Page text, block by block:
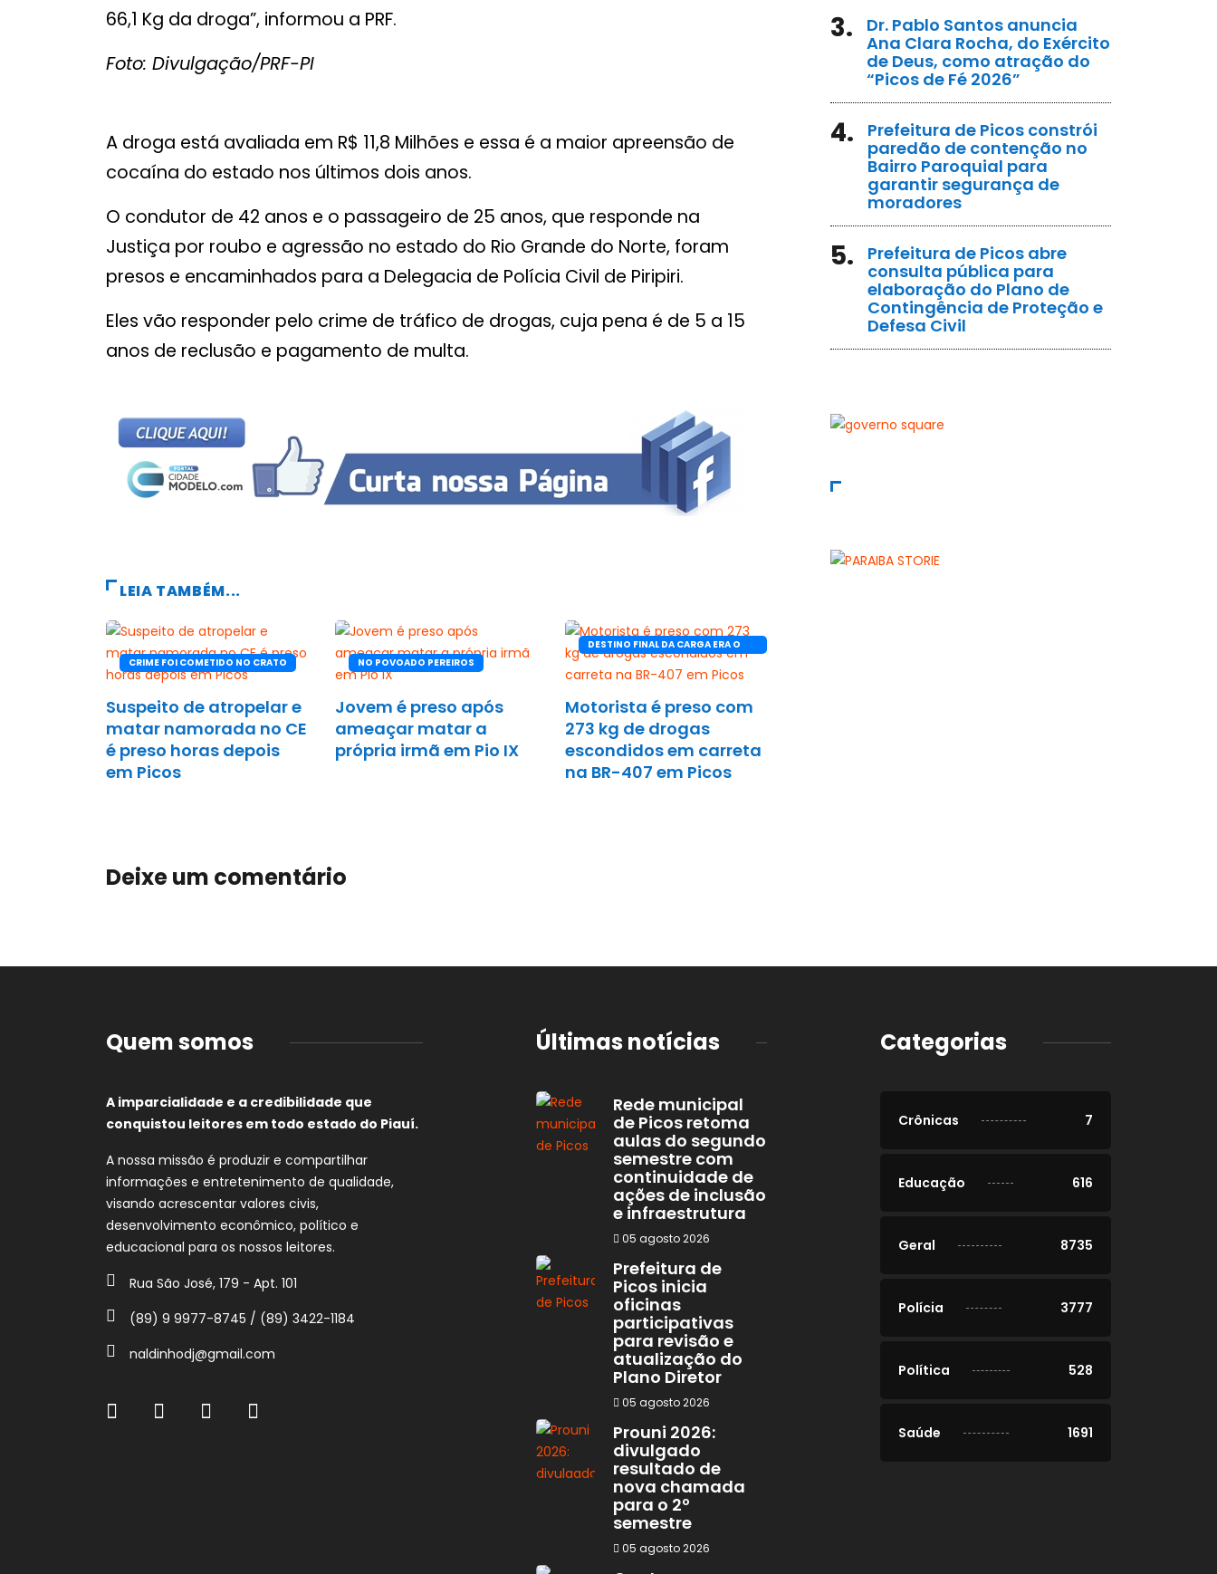
66,1 Kg da droga”, informou a PRF.
Foto: Divulgação/PRF-PI
A droga está avaliada em R$ 11,8 Milhões e essa é a maior apreensão de
cocaína do estado nos últimos dois anos.
O condutor de 42 anos e o passageiro de 25 anos, que responde na
Justiça por roubo e agressão no estado do Rio Grande do Norte, foram
presos e encaminhados para a Delegacia de Polícia Civil de Piripiri.
Eles vão responder pelo crime de tráfico de drogas, cuja pena é de 5 a 15
anos de reclusão e pagamento de multa.
LEIA TAMBÉM...
CRIME FOI COMETIDO NO CRATO
Suspeito de atropelar e
matar namorada no CE
é preso horas depois
em Picos
NO POVOADO PEREIROS
Jovem é preso após
ameaçar matar a
própria irmã em Pio IX
DESTINO FINAL DA CARGA ERA O
Motorista é preso com
273 kg de drogas
escondidos em carreta
na BR-407 em Picos
Deixe um comentário
3.
Dr. Pablo Santos anuncia
Ana Clara Rocha, do Exército
de Deus, como atração do
“Picos de Fé 2026”
4.
Prefeitura de Picos constrói
paredão de contenção no
Bairro Paroquial para
garantir segurança de
moradores
5.
Prefeitura de Picos abre
consulta pública para
elaboração do Plano de
Contingência de Proteção e
Defesa Civil
Quem somos
A imparcialidade e a credibilidade que
conquistou leitores em todo estado do Piauí.
A nossa missão é produzir e compartilhar
informações e entretenimento de qualidade,
visando acrescentar valores civis,
desenvolvimento econômico, político e
educacional para os nossos leitores.
Rua São José, 179 - Apt. 101
(89) 9 9977-8745 / (89) 3422-1184
naldinhodj@gmail.com
Últimas notícias
Rede municipal
de Picos retoma
aulas do segundo
semestre com
continuidade de
ações de inclusão
e infraestrutura
05 agosto 2026
Prefeitura de
Picos inicia
oficinas
participativas
para revisão e
atualização do
Plano Diretor
05 agosto 2026
Prouni 2026:
divulgado
resultado de
nova chamada
para o 2º
semestre
05 agosto 2026
Categorias
Crônicas 7
Educação 616
Geral 8735
Polícia 3777
Política 528
Saúde 1691